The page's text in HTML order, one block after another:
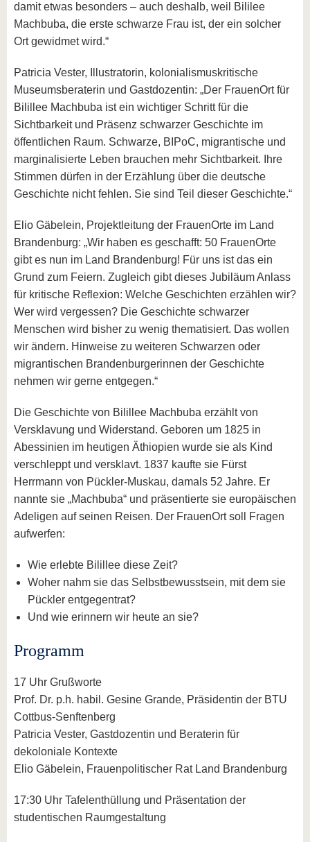
damit etwas besonders – auch deshalb, weil Bililee
Machbuba, die erste schwarze Frau ist, der ein solcher
Ort gewidmet wird.“
Patricia Vester, Illustratorin, kolonialismuskritische
Museumsberaterin und Gastdozentin: „Der FrauenOrt für
Bilillee Machbuba ist ein wichtiger Schritt für die
Sichtbarkeit und Präsenz schwarzer Geschichte im
öffentlichen Raum. Schwarze, BIPoC, migrantische und
marginalisierte Leben brauchen mehr Sichtbarkeit. Ihre
Stimmen dürfen in der Erzählung über die deutsche
Geschichte nicht fehlen. Sie sind Teil dieser Geschichte.“
Elio Gäbelein, Projektleitung der FrauenOrte im Land
Brandenburg: „Wir haben es geschafft: 50 FrauenOrte
gibt es nun im Land Brandenburg! Für uns ist das ein
Grund zum Feiern. Zugleich gibt dieses Jubiläum Anlass
für kritische Reflexion: Welche Geschichten erzählen wir?
Wer wird vergessen? Die Geschichte schwarzer
Menschen wird bisher zu wenig thematisiert. Das wollen
wir ändern. Hinweise zu weiteren Schwarzen oder
migrantischen Brandenburgerinnen der Geschichte
nehmen wir gerne entgegen.“
Die Geschichte von Bilillee Machbuba erzählt von
Versklavung und Widerstand. Geboren um 1825 in
Abessinien im heutigen Äthiopien wurde sie als Kind
verschleppt und versklavt. 1837 kaufte sie Fürst
Herrmann von Pückler-Muskau, damals 52 Jahre. Er
nannte sie „Machbuba“ und präsentierte sie europäischen
Adeligen auf seinen Reisen. Der FrauenOrt soll Fragen
aufwerfen:
Wie erlebte Bilillee diese Zeit?
Woher nahm sie das Selbstbewusstsein, mit dem sie
Pückler entgegentrat?
Und wie erinnern wir heute an sie?
Programm
17 Uhr Grußworte
Prof. Dr. p.h. habil. Gesine Grande, Präsidentin der BTU
Cottbus-Senftenberg
Patricia Vester, Gastdozentin und Beraterin für
dekoloniale Kontexte
Elio Gäbelein, Frauenpolitischer Rat Land Brandenburg
17:30 Uhr Tafelenthüllung und Präsentation der
studentischen Raumgestaltung